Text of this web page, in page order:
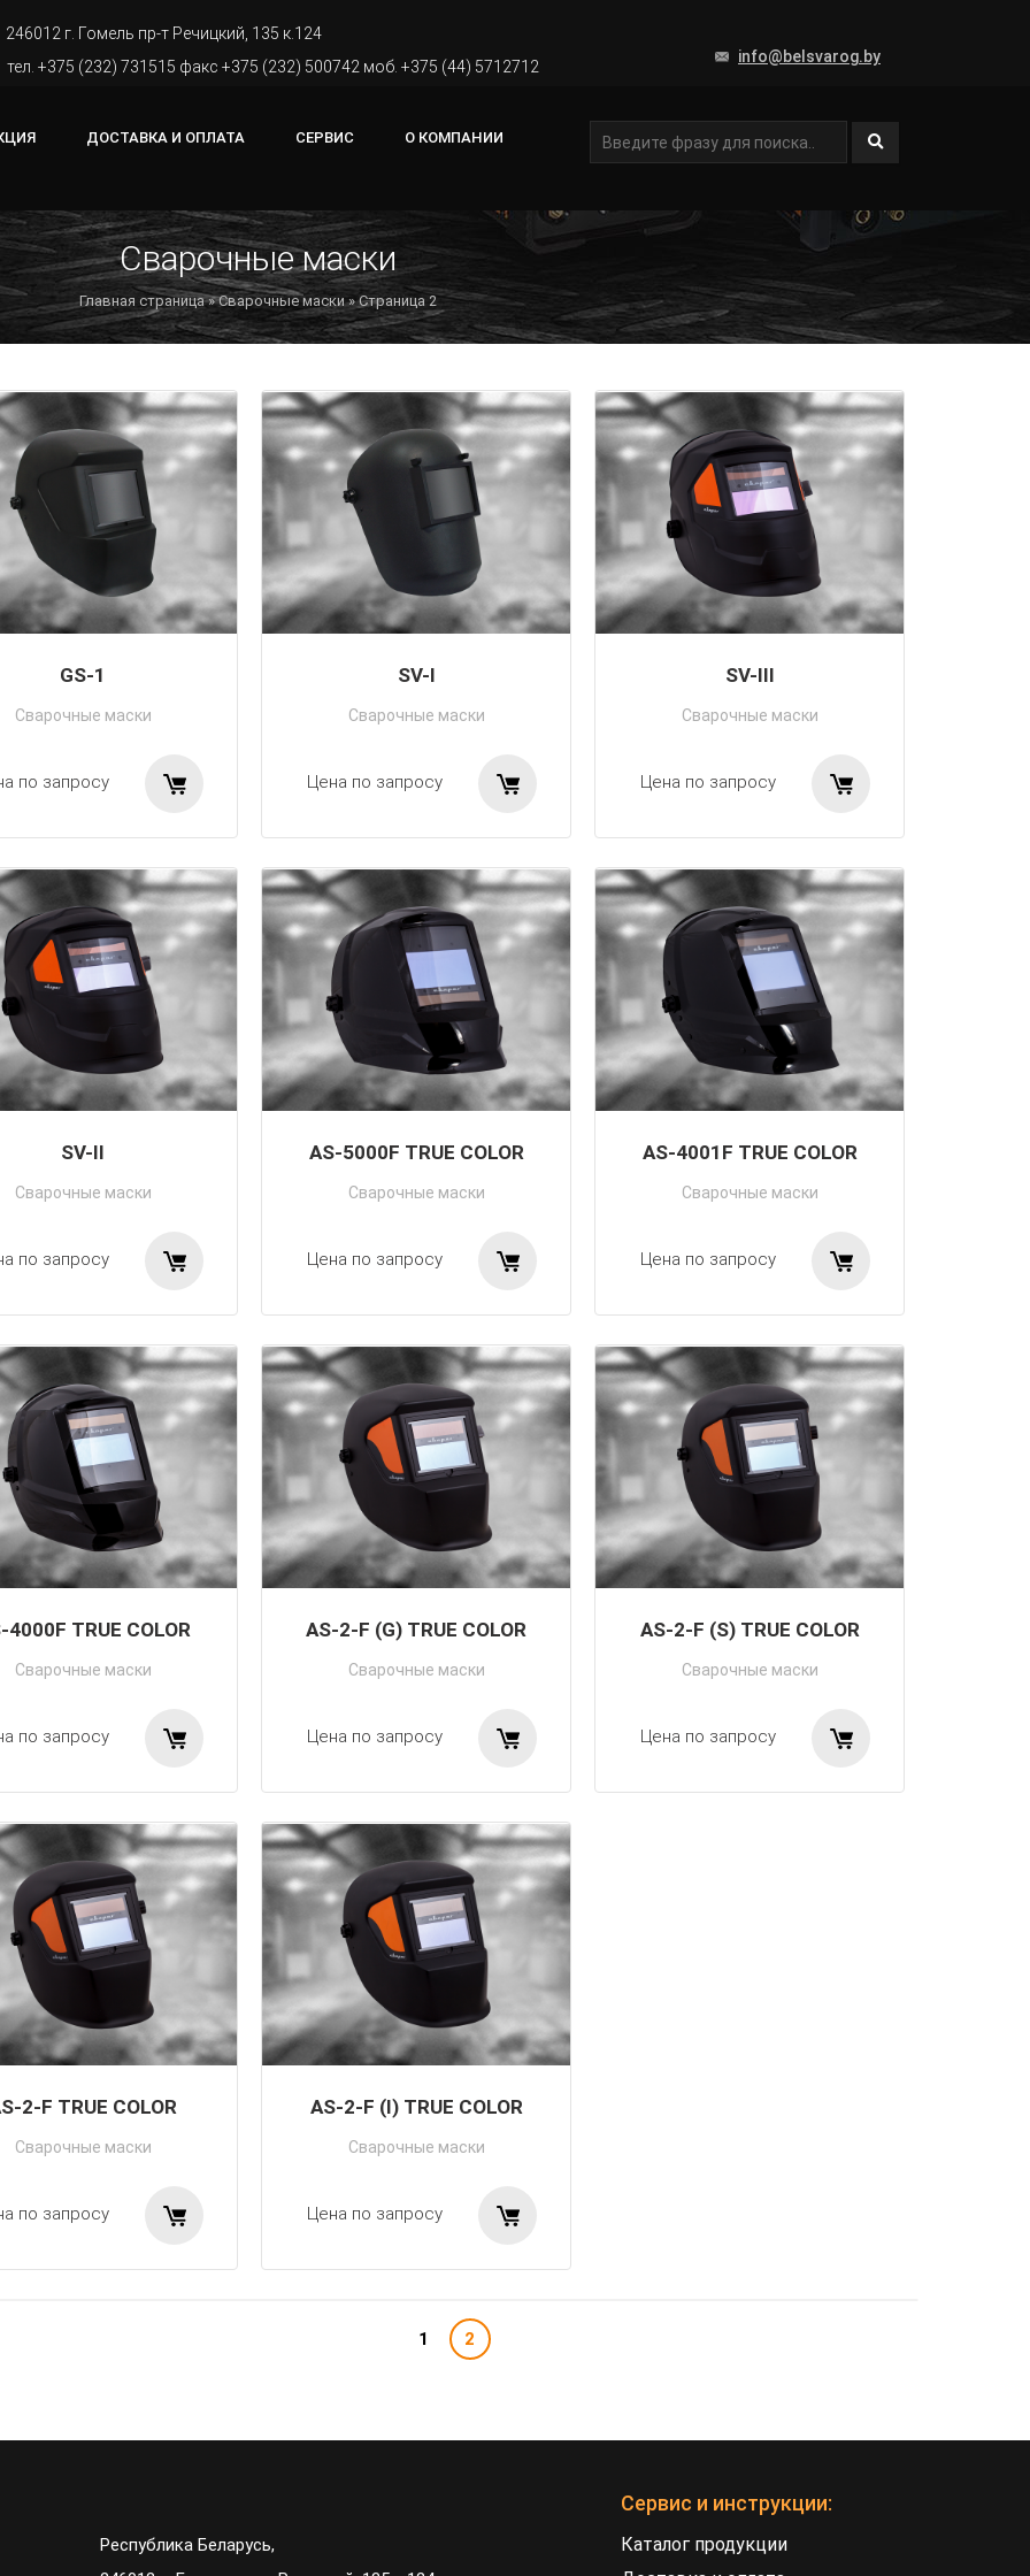
246012 г. Гомель пр-т Речицкий, 135 к.124
тел. +375 (232) 731515 факс +375 (232) 500742 моб. +375 (44) 5712712
info@belsvarog.by
ДОСТАВКА И ОПЛАТА СЕРВИС О КОМПАНИИ
Сварочные маски
Главная страница»Сварочные маски» Страница 2
GS-1
Сварочные маски
по запросу
SV-I
Сварочные маски
Цена по запросу
SV-III
Сварочные маски
Цена по запросу
SV-II
Сварочные маски
по запросу
AS-5000F TRUE COLOR
Сварочные маски
Цена по запросу
AS-4001F TRUE COLOR
Сварочные маски
Цена по запросу
4000F TRUE COLOR
Сварочные маски
по запросу
AS-2-F (G) TRUE COLOR
Сварочные маски
Цена по запросу
AS-2-F (S) TRUE COLOR
Сварочные маски
Цена по запросу
2-F TRUE COLOR
Сварочные маски
по запросу
AS-2-F (I) TRUE COLOR
Сварочные маски
Цена по запросу
1 2
Республика Беларусь,
Сервис и инструкции:
Каталог продукции